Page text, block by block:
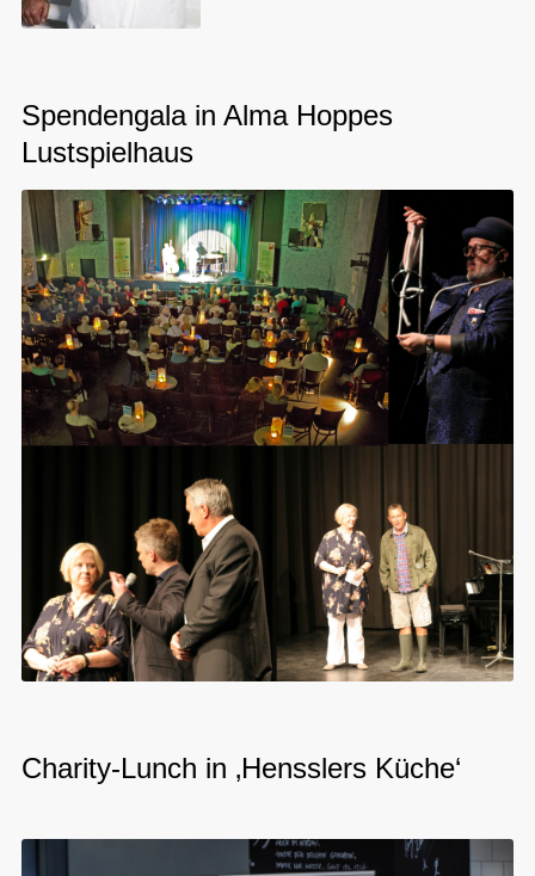
Spendengala in Alma Hoppes
Lustspielhaus
Charity-Lunch in ‚Hensslers Küche‘